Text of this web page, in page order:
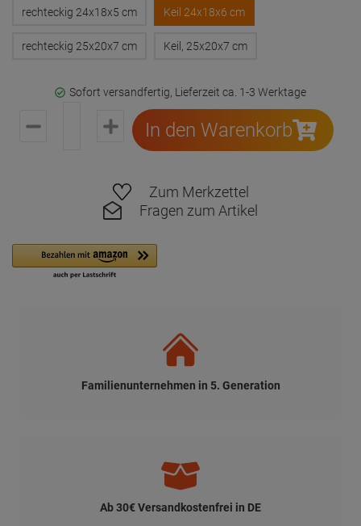
rechteckig 24x18x5 cm Keil 24x18x6 cm
rechteckig 25x20x7 cm Keil, 25x20x7 cm
Sofort versandfertig, Lieferzeit ca. 1-3 Werktage
In den Warenkorb
Zum Merkzettel
Fragen zum Artikel
Familienunternehmen in 5. Generation
Ab 30€ Versandkostenfrei in DE